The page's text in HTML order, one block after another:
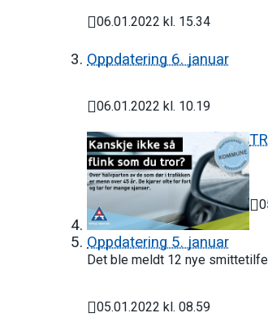
Publisert
06.01.2022 kl. 15.34
Oppdatering 6. januar
Publisert
06.01.2022 kl. 10.19
Oppdatering 5. januar
Det ble meldt 12 nye
Publisert
05.01.2022 kl. 08.59